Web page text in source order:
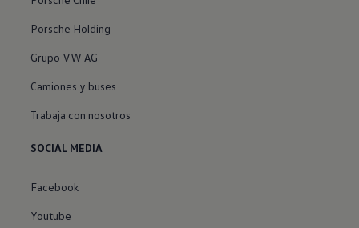
Porsche Holding
Grupo VW AG
Camiones y buses
Trabaja con nosotros
SOCIAL MEDIA
Facebook
Youtube